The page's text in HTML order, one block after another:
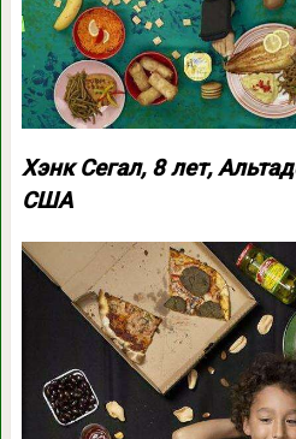
Хэнк Сегал, 8 лет,
США